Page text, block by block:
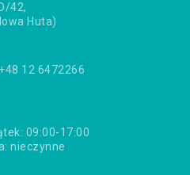
42,
Huta)
12 6472266
09:00-17:00
nieczynne